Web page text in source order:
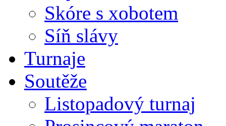
Skóre s xobotem
Síň slávy
Turnaje
Soutěže
Listopadový turnaj